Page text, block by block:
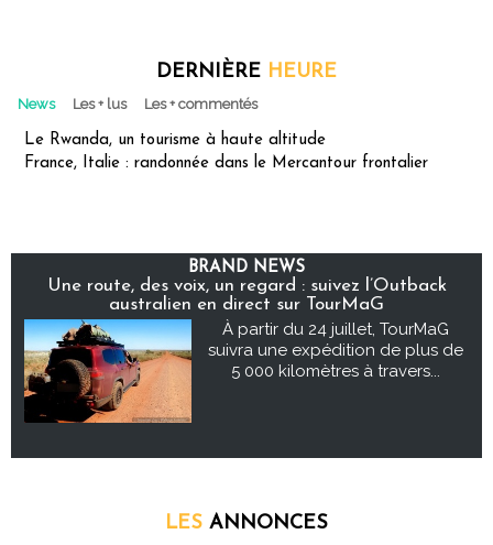
DERNIÈRE HEURE
News Les + lus Les + commentés
Le Rwanda, un tourisme à haute altitude
France, Italie : randonnée dans le Mercantour frontalier
BRAND NEWS
Une route, des voix, un regard : suivez l’Outback
australien en direct sur TourMaG
À partir du 24 juillet, TourMaG
suivra une expédition de plus de
5 000 kilomètres à travers...
LES ANNONCES